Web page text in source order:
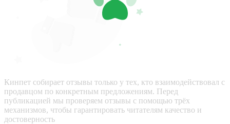
Кинпет собирает отзывы только у тех, кто взаимодействовал с
продавцом по конкретным предложениям. Перед
публикацией мы проверяем отзывы с помощью трёх
механизмов, чтобы гарантировать читателям качество и
достоверность